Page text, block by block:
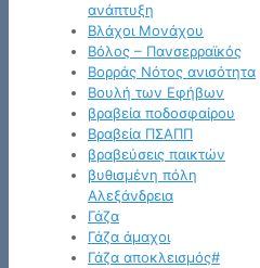
ανάπτυξη
Βλάχοι Μονάχου
Βόλος – Πανσερραϊκός
Βορράς Νότος ανισότητα
Βουλή των Εφήβων
βραβεία ποδοσφαίρου
Βραβεία ΠΣΑΠΠ
βραβεύσεις παικτών
βυθισμένη πόλη
Αλεξάνδρεια
Γάζα
Γάζα άμαχοι
Γάζα αποκλεισμός#